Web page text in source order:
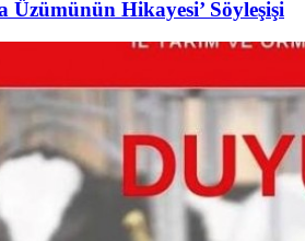
Üzümünün Hikayesi’ Söyleşişi